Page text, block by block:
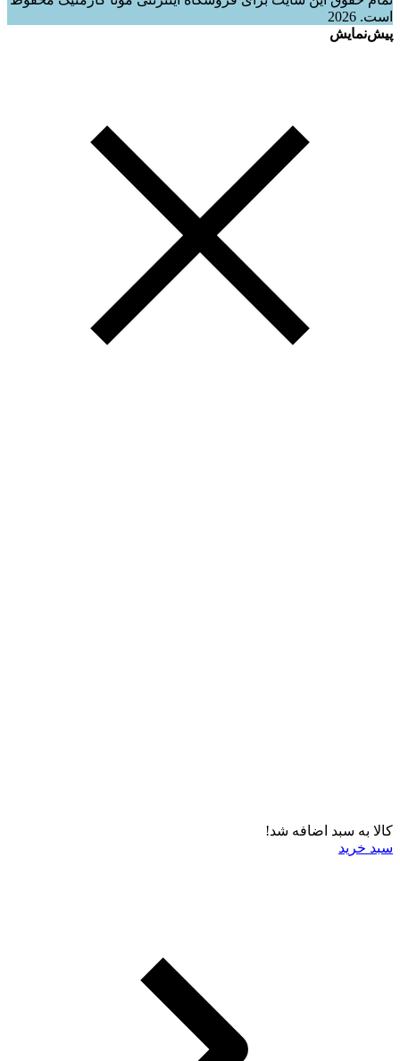
است. 2026
پیش‌نمایش
کالا به سبد اضافه شد!
سبد خرید